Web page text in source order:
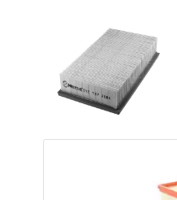
OPEL
MERCEDES-BENZ
FORD